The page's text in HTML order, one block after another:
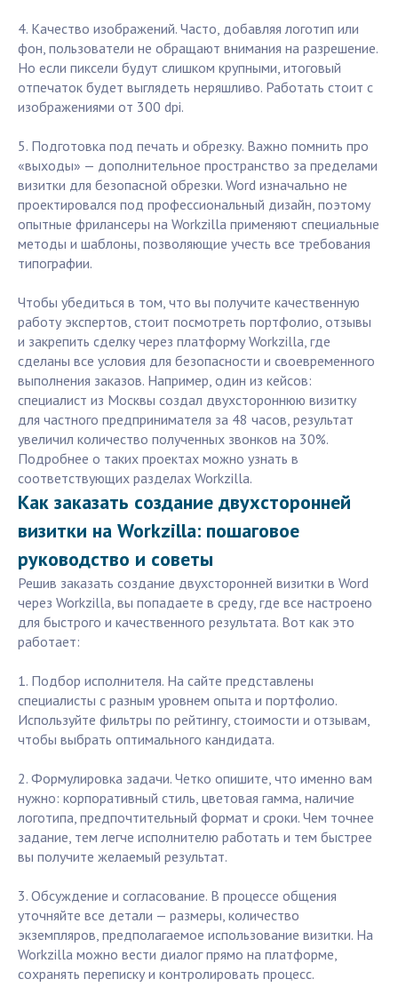
4. Качество изображений. Часто, добавляя логотип или
фон, пользователи не обращают внимания на разрешение.
Но если пиксели будут слишком крупными, итоговый
отпечаток будет выглядеть неряшливо. Работать стоит с
изображениями от 300 dpi.
5. Подготовка под печать и обрезку. Важно помнить про
«выходы» — дополнительное пространство за пределами
визитки для безопасной обрезки. Word изначально не
проектировался под профессиональный дизайн, поэтому
опытные фрилансеры на Workzilla применяют специальные
методы и шаблоны, позволяющие учесть все требования
типографии.
Чтобы убедиться в том, что вы получите качественную
работу экспертов, стоит посмотреть портфолио, отзывы
и закрепить сделку через платформу Workzilla, где
сделаны все условия для безопасности и своевременного
выполнения заказов. Например, один из кейсов:
специалист из Москвы создал двухстороннюю визитку
для частного предпринимателя за 48 часов, результат
увеличил количество полученных звонков на 30%.
Подробнее о таких проектах можно узнать в
соответствующих разделах Workzilla.
Как заказать создание двухсторонней
визитки на Workzilla: пошаговое
руководство и советы
Решив заказать создание двухсторонней визитки в Word
через Workzilla, вы попадаете в среду, где все настроено
для быстрого и качественного результата. Вот как это
работает:
1. Подбор исполнителя. На сайте представлены
специалисты с разным уровнем опыта и портфолио.
Используйте фильтры по рейтингу, стоимости и отзывам,
чтобы выбрать оптимального кандидата.
2. Формулировка задачи. Четко опишите, что именно вам
нужно: корпоративный стиль, цветовая гамма, наличие
логотипа, предпочтительный формат и сроки. Чем точнее
задание, тем легче исполнителю работать и тем быстрее
вы получите желаемый результат.
3. Обсуждение и согласование. В процессе общения
уточняйте все детали — размеры, количество
экземпляров, предполагаемое использование визитки. На
Workzilla можно вести диалог прямо на платформе,
сохранять переписку и контролировать процесс.